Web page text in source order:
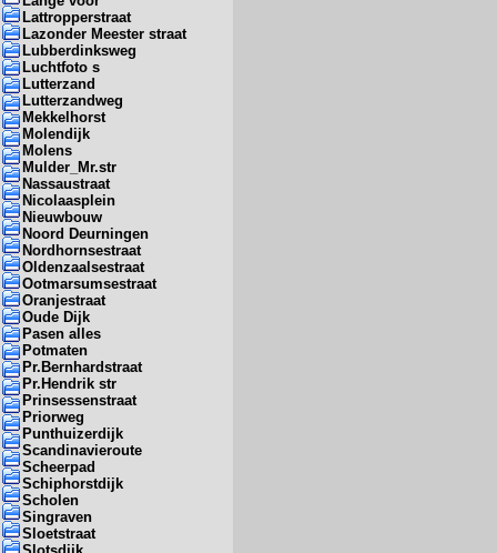
Lattropperstraat
Lazonder Meester straat
Lubberdinksweg
Luchtfoto s
Lutterzand
Lutterzandweg
Mekkelhorst
Molendijk
Molens
Mulder_Mr.str
Nassaustraat
Nicolaasplein
Nieuwbouw
Noord Deurningen
Nordhornsestraat
Oldenzaalsestraat
Ootmarsumsestraat
Oranjestraat
Oude Dijk
Pasen alles
Potmaten
Pr.Bernhardstraat
Pr.Hendrik str
Prinsessenstraat
Priorweg
Punthuizerdijk
Scandinavieroute
Scheerpad
Schiphorstdijk
Scholen
Singraven
Sloetstraat